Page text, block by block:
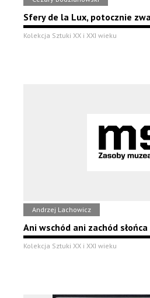
Sfery de la Lux, potocznie
Kolekcja Sztuki XX i XXI wieku
Andrzej Lachowicz
Ani wschód ani zachód słońca
Kolekcja Sztuki XX i XXI wieku